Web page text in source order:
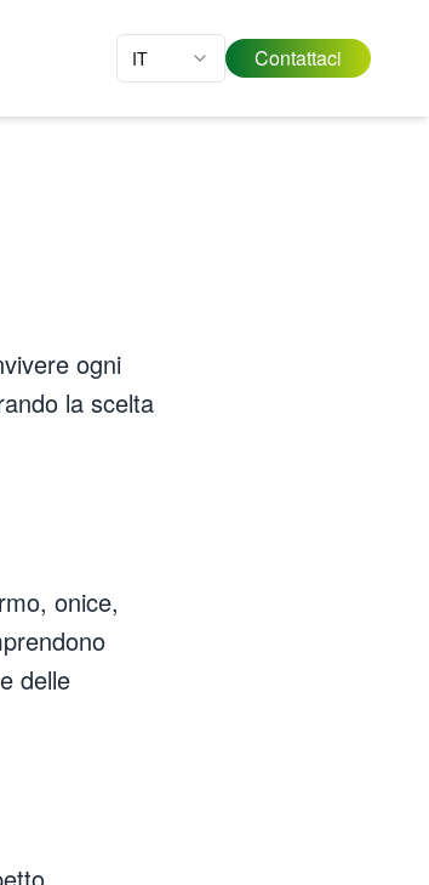
IT Contattaci
ogni
la scelta
onice,
delle